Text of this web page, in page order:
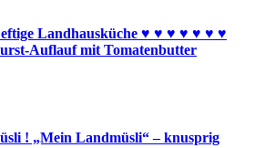
Landhausküche ♥︎ ♥︎ ♥︎ ♥︎ ♥︎ ♥︎ ♥︎
Auflauf mit Tomatenbutter
! „Mein Landmüsli“ – knusprig